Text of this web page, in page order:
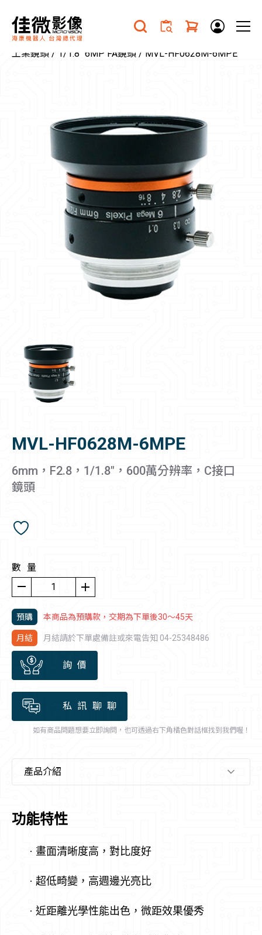
工業鏡頭 / 1/1.8" 6MP FA鏡頭 / MVL-HF0628M-6MPE
MVL-HF0628M-6MPE
6mm，F2.8，1/1.8"，600萬分辨率，C接口
鏡頭
數量
remove 1 add
預購 本商品為預購款，交期為下單後30～45天
月結 月結請於下單處備註或來電告知 04-25348486
詢價
私訊聊聊
如有商品問題想要立即詢問，也可透過右下角橘色對話框找到我們喔！
產品介紹
功能特性
· 畫面清晰度高，對比度好
· 超低畸變，高週邊光亮比
· 近距離光學性能出色，微距效果優秀